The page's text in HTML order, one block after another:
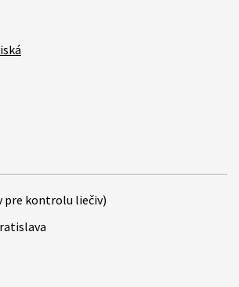
pre kontrolu liečiv)